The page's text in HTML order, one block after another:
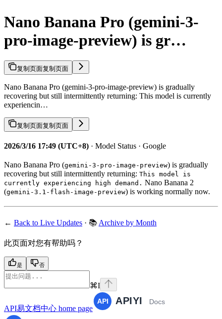
Nano Banana Pro (gemini-3-
pro-image-preview) is gr…
复制页面复制页面
Nano Banana Pro (gemini-3-pro-image-preview) is gradually
recovering but still intermittently returning: This model is currently
experiencin…
复制页面复制页面
2026/3/16 17:49 (UTC+8) · Model Status · Google
Nano Banana Pro (gemini-3-pro-image-preview) is gradually
recovering but still intermittently returning: This model is
currently experiencing high demand. Nano Banana 2
(gemini-3.1-flash-image-preview) is working normally now.
← Back to Live Updates · 📚 Archive by Month
此页面对您有帮助吗？
是 否
⌘I
API易文档中心 home page